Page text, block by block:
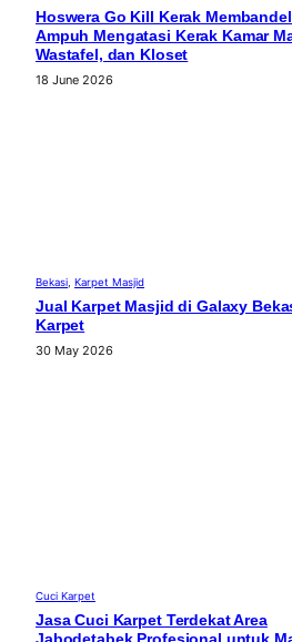
Hoswera Go Kill Kerak
Ampuh Mengatasi Kerak Kamar
Wastafel, dan Kloset
18 June 2026
Bekasi Karpet Masjid
Jual Karpet Masjid di Galaxy
Karpet
30 May 2026
Cuci Karpet
Jasa Cuci Karpet Terdekat Area